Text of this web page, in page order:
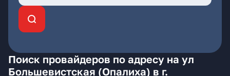
Поиск провайдеров по адресу на ул
Большевистская (Опалиха) в г.